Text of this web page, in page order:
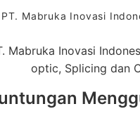
PT. Mabruka Inovasi
Mabruka Inovasi
optic, Splicing dan